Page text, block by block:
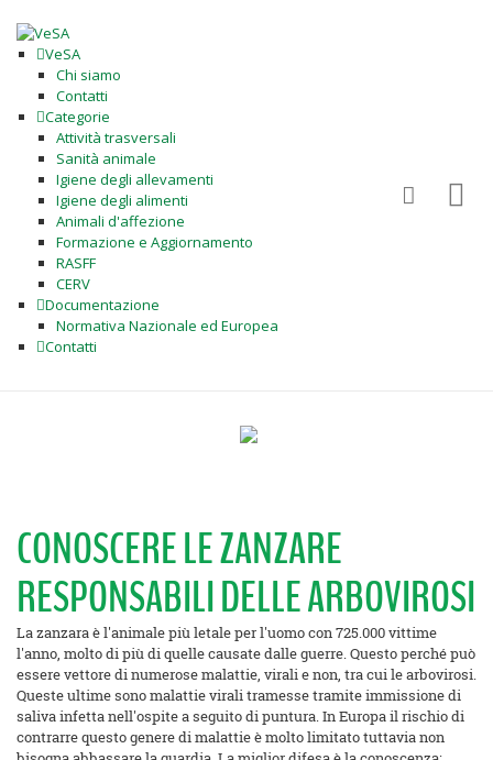
VeSA
Chi siamo
Contatti
Categorie
Attività trasversali
Sanità animale
Igiene degli allevamenti
Igiene degli alimenti
Animali d'affezione
Formazione e Aggiornamento
RASFF
CERV
Documentazione
Normativa Nazionale ed Europea
Contatti
CONOSCERE LE ZANZARE
RESPONSABILI DELLE ARBOVIROSI
La zanzara è l'animale più letale per l'uomo con 725.000 vittime
l'anno, molto di più di quelle causate dalle guerre. Questo perché può
essere vettore di numerose malattie, virali e non, tra cui le arbovirosi.
Queste ultime sono malattie virali tramesse tramite immissione di
saliva infetta nell'ospite a seguito di puntura. In Europa il rischio di
contrarre questo genere di malattie è molto limitato tuttavia non